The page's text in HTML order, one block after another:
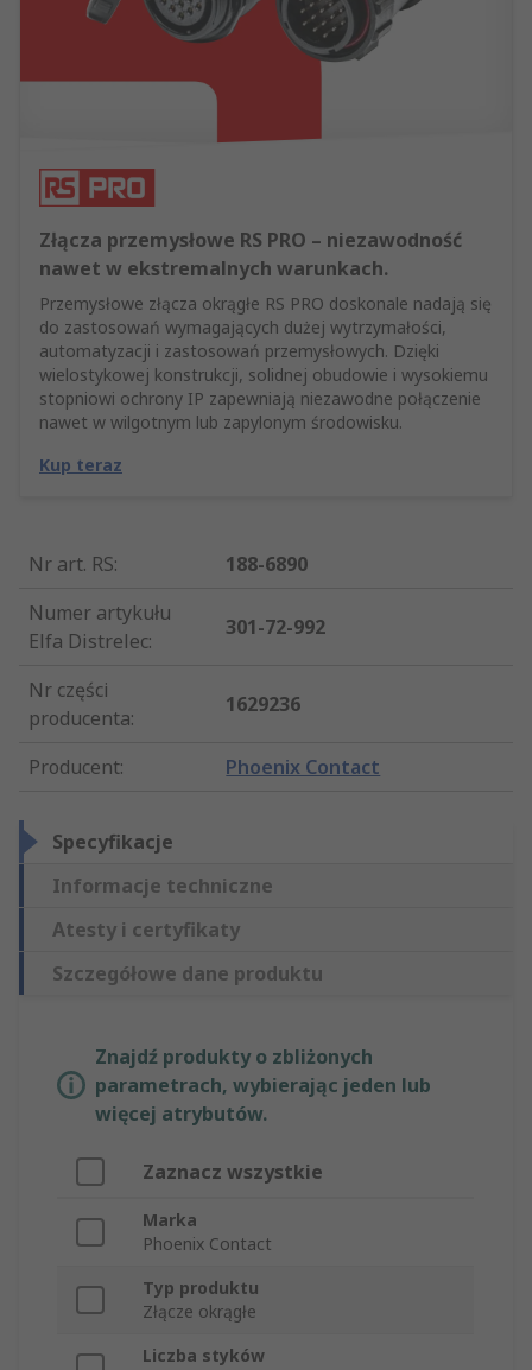
Złącza przemysłowe RS PRO – niezawodność
nawet w ekstremalnych warunkach.
Przemysłowe złącza okrągłe RS PRO doskonale nadają się
do zastosowań wymagających dużej wytrzymałości,
automatyzacji i zastosowań przemysłowych. Dzięki
wielostykowej konstrukcji, solidnej obudowie i wysokiemu
stopniowi ochrony IP zapewniają niezawodne połączenie
nawet w wilgotnym lub zapylonym środowisku.
Kup teraz
Nr art. RS:
188-6890
Numer artykułu
Elfa Distrelec:
301-72-992
Nr części
producenta:
1629236
Producent: Phoenix Contact
Specyfikacje
Informacje techniczne
Atesty i certyfikaty
Szczegółowe dane produktu
Znajdź produkty o zbliżonych
parametrach, wybierając jeden lub
więcej atrybutów.
Zaznacz wszystkie
Marka
Phoenix Contact
Typ produktu
Złącze okrągłe
Liczba styków